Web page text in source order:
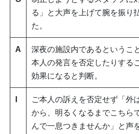
る」と大声を上げて腕を振り
た。
A
深夜の施設内であるというこ
本人の発言を否定したりする
効果になると判断。
ご本人の訴えを否定せず「外
から、明るくなるまでこちら
んで一息つきませんか」と声